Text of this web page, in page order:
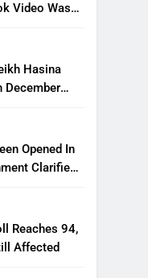
Video Was
Hasina
December
Opened In
Clarifies
Reaches 94,
Affected